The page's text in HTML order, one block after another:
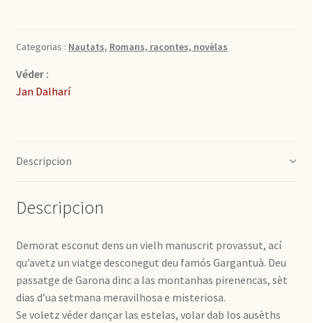
Categorias : Nautats, Romans, racontes, novèlas
Véder :
Jan Dalharí
Descripcion
Descripcion
Demorat esconut dens un vielh manuscrit provassut, ací
qu’avetz un viatge desconegut deu famós Gargantuà. Deu
passatge de Garona dinc a las montanhas pirenencas, sèt
dias d’ua setmana meravilhosa e misteriosa.
Se voletz véder dançar las estelas, volar dab los ausèths